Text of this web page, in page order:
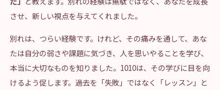
させ、新しい視点を与えてくれました。
別れは、つらい経験です。けれど、その痛みを通して、あな
たは自分の弱さや課題に気づき、人を思いやることを学び、
本当に大切なものを知りました。1010は、その学びに目を向
けるよう促します。過去を「失敗」ではなく「レッスン」と